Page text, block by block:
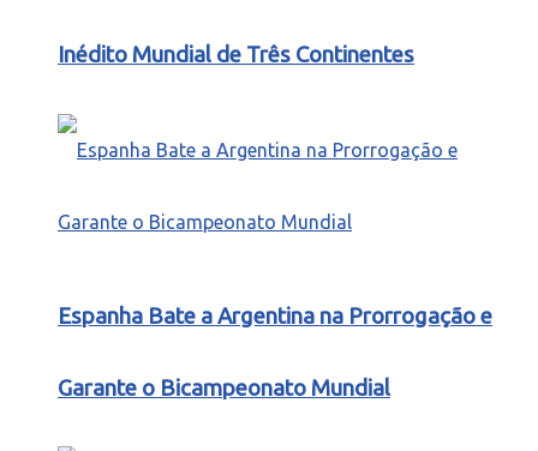
Inédito Mundial de Três Continentes
Espanha Bate a Argentina na Prorrogação e
Garante o Bicampeonato Mundial